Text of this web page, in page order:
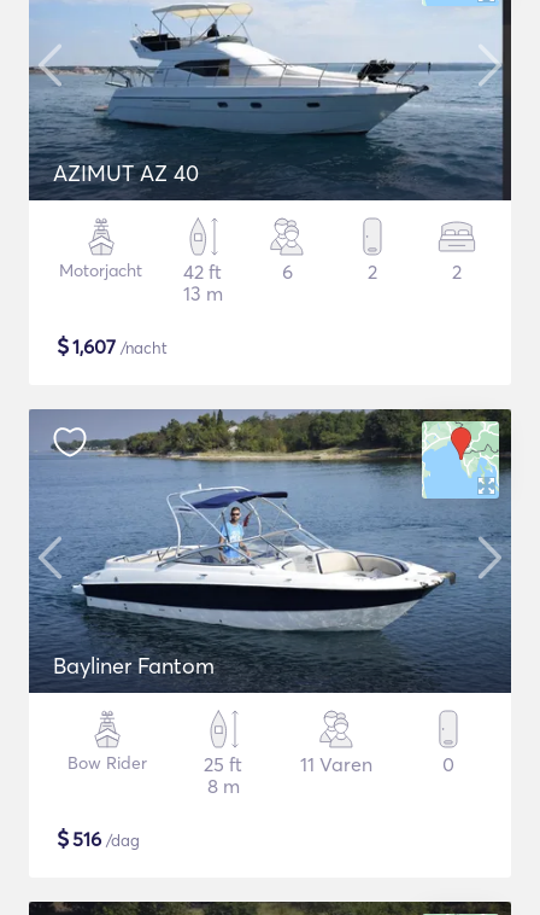
AZIMUT AZ 40
Motorjacht
42 ft
13 m
6 2 2
$1,607 /nacht
Bayliner Fantom
Bow Rider
25 ft
8 m
11 Varen 0
$516 /dag